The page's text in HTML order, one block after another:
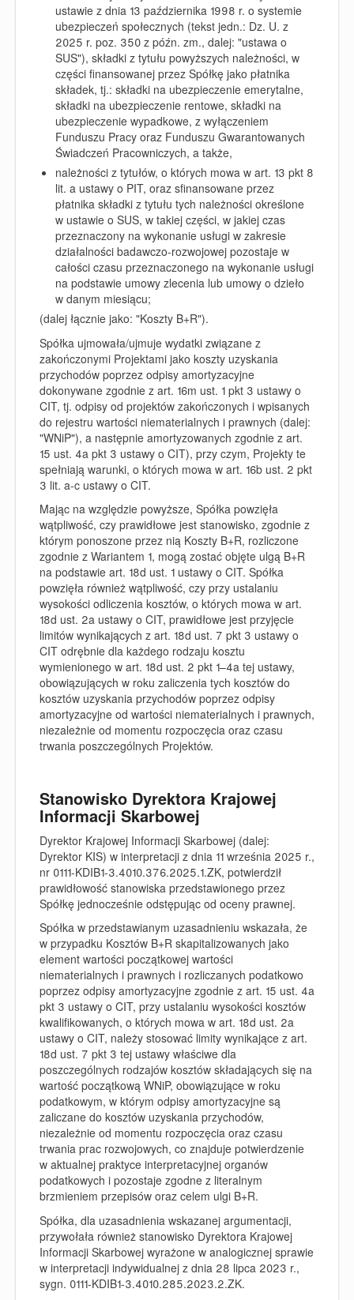
ustawie z dnia 13 października 1998 r. o systemie
ubezpieczeń społecznych (tekst jedn.: Dz. U. z
2025 r. poz. 350 z późn. zm., dalej: "ustawa o
SUS"), składki z tytułu powyższych należności, w
części finansowanej przez Spółkę jako płatnika
składek, tj.: składki na ubezpieczenie emerytalne,
składki na ubezpieczenie rentowe, składki na
ubezpieczenie wypadkowe, z wyłączeniem
Funduszu Pracy oraz Funduszu Gwarantowanych
Świadczeń Pracowniczych, a także,
należności z tytułów, o których mowa w art. 13 pkt 8
lit. a ustawy o PIT, oraz sfinansowane przez
płatnika składki z tytułu tych należności określone
w ustawie o SUS, w takiej części, w jakiej czas
przeznaczony na wykonanie usługi w zakresie
działalności badawczo-rozwojowej pozostaje w
całości czasu przeznaczonego na wykonanie usługi
na podstawie umowy zlecenia lub umowy o dzieło
w danym miesiącu;
(dalej łącznie jako: "Koszty B+R").
Spółka ujmowała/ujmuje wydatki związane z
zakończonymi Projektami jako koszty uzyskania
przychodów poprzez odpisy amortyzacyjne
dokonywane zgodnie z art. 16m ust. 1 pkt 3 ustawy o
CIT, tj. odpisy od projektów zakończonych i wpisanych
do rejestru wartości niematerialnych i prawnych (dalej:
"WNiP"), a następnie amortyzowanych zgodnie z art.
15 ust. 4a pkt 3 ustawy o CIT), przy czym, Projekty te
spełniają warunki, o których mowa w art. 16b ust. 2 pkt
3 lit. a-c ustawy o CIT.
Mając na względzie powyższe, Spółka powzięła
wątpliwość, czy prawidłowe jest stanowisko, zgodnie z
którym ponoszone przez nią Koszty B+R, rozliczone
zgodnie z Wariantem 1, mogą zostać objęte ulgą B+R
na podstawie art. 18d ust. 1 ustawy o CIT. Spółka
powzięła również wątpliwość, czy przy ustalaniu
wysokości odliczenia kosztów, o których mowa w art.
18d ust. 2a ustawy o CIT, prawidłowe jest przyjęcie
limitów wynikających z art. 18d ust. 7 pkt 3 ustawy o
CIT odrębnie dla każdego rodzaju kosztu
wymienionego w art. 18d ust. 2 pkt 1–4a tej ustawy,
obowiązujących w roku zaliczenia tych kosztów do
kosztów uzyskania przychodów poprzez odpisy
amortyzacyjne od wartości niematerialnych i prawnych,
niezależnie od momentu rozpoczęcia oraz czasu
trwania poszczególnych Projektów.
Stanowisko Dyrektora Krajowej
Informacji Skarbowej
Dyrektor Krajowej Informacji Skarbowej (dalej:
Dyrektor KIS) w interpretacji z dnia 11 września 2025 r.,
nr 0111-KDIB1-3.4010.376.2025.1.ZK, potwierdził
prawidłowość stanowiska przedstawionego przez
Spółkę jednocześnie odstępując od oceny prawnej.
Spółka w przedstawianym uzasadnieniu wskazała, że
w przypadku Kosztów B+R skapitalizowanych jako
element wartości początkowej wartości
niematerialnych i prawnych i rozliczanych podatkowo
poprzez odpisy amortyzacyjne zgodnie z art. 15 ust. 4a
pkt 3 ustawy o CIT, przy ustalaniu wysokości kosztów
kwalifikowanych, o których mowa w art. 18d ust. 2a
ustawy o CIT, należy stosować limity wynikające z art.
18d ust. 7 pkt 3 tej ustawy właściwe dla
poszczególnych rodzajów kosztów składających się na
wartość początkową WNiP, obowiązujące w roku
podatkowym, w którym odpisy amortyzacyjne są
zaliczane do kosztów uzyskania przychodów,
niezależnie od momentu rozpoczęcia oraz czasu
trwania prac rozwojowych, co znajduje potwierdzenie
w aktualnej praktyce interpretacyjnej organów
podatkowych i pozostaje zgodne z literalnym
brzmieniem przepisów oraz celem ulgi B+R.
Spółka, dla uzasadnienia wskazanej argumentacji,
przywołała również stanowisko Dyrektora Krajowej
Informacji Skarbowej wyrażone w analogicznej sprawie
w interpretacji indywidualnej z dnia 28 lipca 2023 r.,
sygn. 0111-KDIB1-3.4010.285.2023.2.ZK.